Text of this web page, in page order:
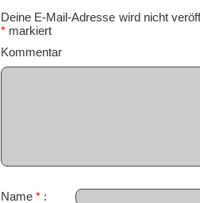
Deine E-Mail-Adresse wird nicht
* markiert
Name *